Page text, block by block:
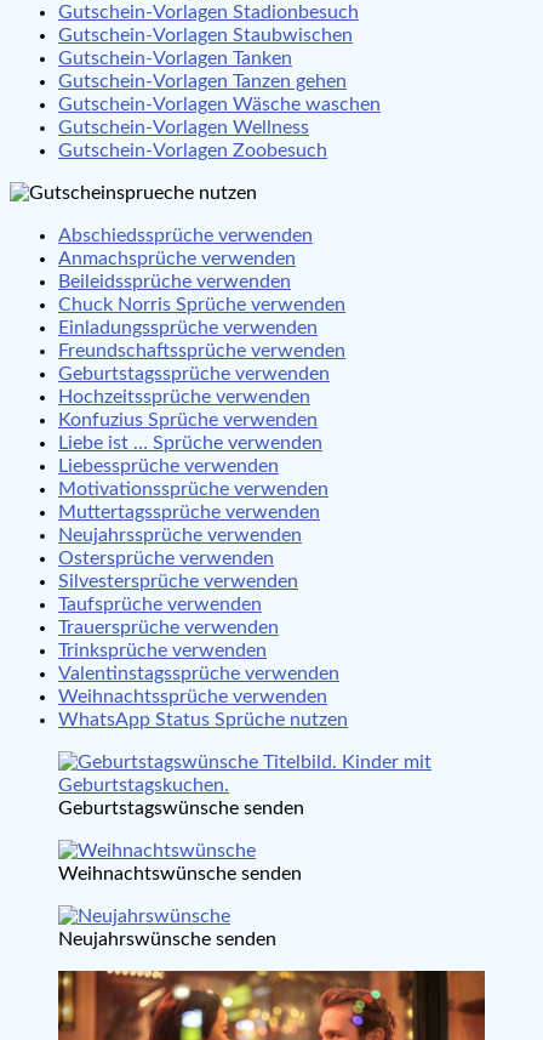
Gutschein-Vorlagen Stadionbesuch
Gutschein-Vorlagen Staubwischen
Gutschein-Vorlagen Tanken
Gutschein-Vorlagen Tanzen gehen
Gutschein-Vorlagen Wäsche waschen
Gutschein-Vorlagen Wellness
Gutschein-Vorlagen Zoobesuch
Abschiedssprüche verwenden
Anmachsprüche verwenden
Beileidssprüche verwenden
Chuck Norris Sprüche verwenden
Einladungssprüche verwenden
Freundschaftssprüche verwenden
Geburtstagssprüche verwenden
Hochzeitssprüche verwenden
Konfuzius Sprüche verwenden
Liebe ist … Sprüche verwenden
Liebessprüche verwenden
Motivationssprüche verwenden
Muttertagssprüche verwenden
Neujahrssprüche verwenden
Ostersprüche verwenden
Silvestersprüche verwenden
Taufsprüche verwenden
Trauersprüche verwenden
Trinksprüche verwenden
Valentinstagssprüche verwenden
Weihnachtssprüche verwenden
WhatsApp Status Sprüche nutzen
Geburtstagswünsche senden
Weihnachtswünsche senden
Neujahrswünsche senden